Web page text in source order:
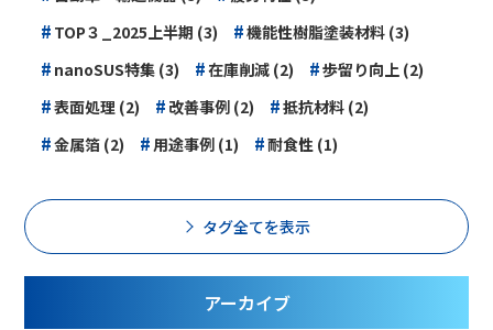
# TOP３_2025上半期 (3) #機能性樹脂塗装材料 (3)
# nanoSUS特集 (3) #在庫削減 (2) #歩留り向上 (2)
#表面処理 (2) # 改善事例 (2) #抵抗材料 (2)
#金属箔 (2) #用途事例 (1) #耐食性 (1)
タグ全てを表示
アーカイブ